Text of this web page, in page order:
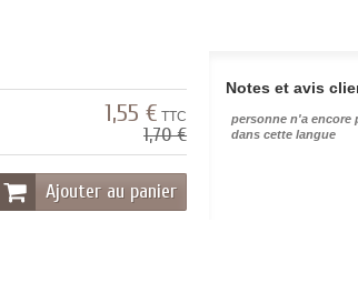
Notes et avis
personne n'a encore
dans cette langue
1,55 € TTC
1,70 €
Ajouter au panier